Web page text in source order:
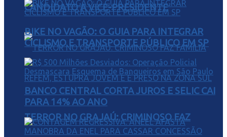
CANDIDATO A VICE-PRESIDENTE
TERROR NO GRAJAÚ: CRIMINOSO FAZ
BIKE NO VAGÃO: O GUIA PARA INTEGRAR
CICLISMO E TRANSPORTE PÚBLICO EM SP
BANCO CENTRAL CORTA JUROS E SELIC CAI
PARA 14% AO ANO